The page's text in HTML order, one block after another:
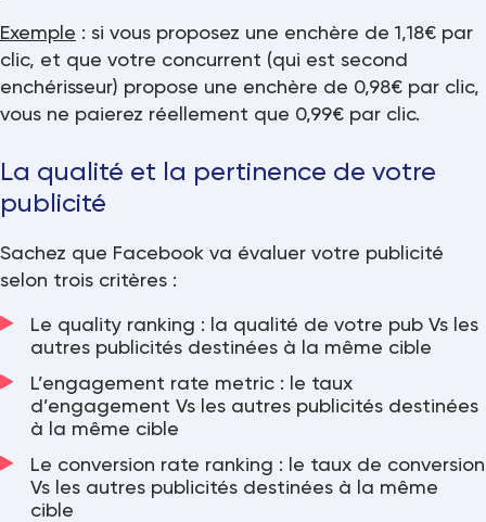
Exemple : si vous proposez une enchère de 1,18€ par
clic, et que votre concurrent (qui est second
enchérisseur) propose une enchère de 0,98€ par clic,
vous ne paierez réellement que 0,99€ par clic.
La qualité et la pertinence de votre
publicité
Sachez que Facebook va évaluer votre publicité
selon trois critères :
Le quality ranking : la qualité de votre pub Vs les
autres publicités destinées à la même cible
L’engagement rate metric : le taux
d’engagement Vs les autres publicités destinées
à la même cible
Le conversion rate ranking : le taux de conversion
Vs les autres publicités destinées à la même
cible